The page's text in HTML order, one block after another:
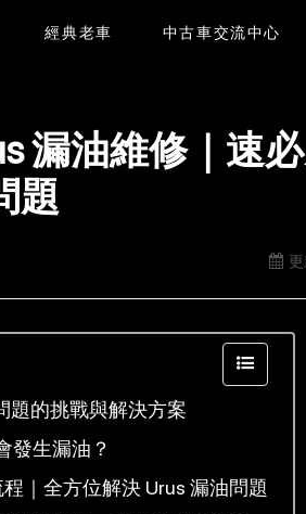
經典老車 中古車交流中心
漏油維修｜速
題
題的挑戰與解決方案
發生漏油？
｜全方位解決 Urus 漏油問題